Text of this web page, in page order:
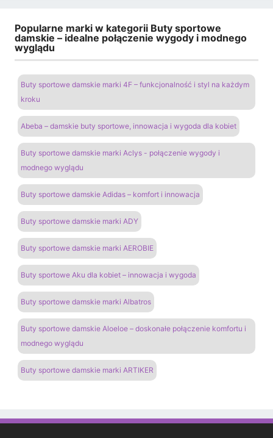
Popularne marki w kategorii Buty sportowe
damskie – idealne połączenie wygody i modnego
wyglądu
Buty sportowe damskie marki 4F – funkcjonalność i styl na każdym
kroku
Abeba – damskie buty sportowe, innowacja i wygoda dla kobiet
Buty sportowe damskie marki Aclys - połączenie wygody i
modnego wyglądu
Buty sportowe damskie Adidas – komfort i innowacja
Buty sportowe damskie marki ADY
Buty sportowe damskie marki AEROBIE
Buty sportowe Aku dla kobiet – innowacja i wygoda
Buty sportowe damskie marki Albatros
Buty sportowe damskie Aloeloe – doskonałe połączenie komfortu i
modnego wyglądu
Buty sportowe damskie marki ARTIKER